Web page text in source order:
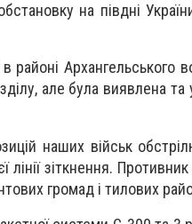
на півдні
в районі
але була виявлена
наших військ
лінії зіткнення.
громад і тилових